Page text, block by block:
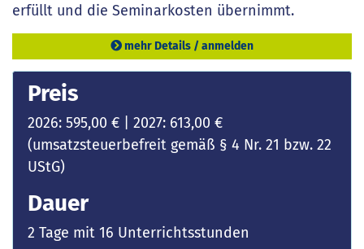
erfüllt und die Seminarkosten übernimmt.
mehr Details / anmelden
Preis
2026: 595,00 € | 2027: 613,00 €
(umsatzsteuerbefreit gemäß § 4 Nr. 21 bzw. 22
UStG)
Dauer
2 Tage mit 16 Unterrichtsstunden